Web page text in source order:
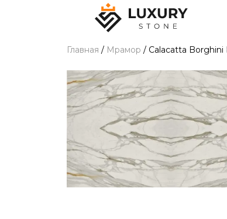
Главная / Мрамор / Calacatta